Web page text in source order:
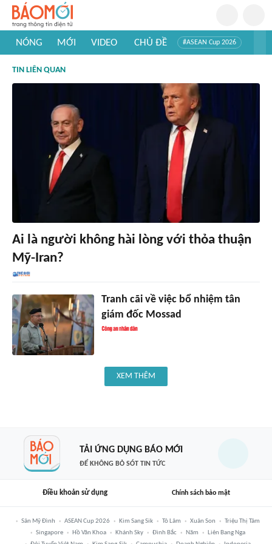
NÓNG MỚI VIDEO CHỦ ĐỀ #ASEAN Cup 2026
#Khám phá thế giới
TIN LIÊN QUAN
Ai là người không hài lòng với thỏa thuận
Mỹ-Iran?
Tranh cãi về việc bổ nhiệm tân
giám đốc Mossad
XEM THÊM
TẢI ỨNG DỤNG BÁO MỚI
ĐỂ KHÔNG BỎ SÓT TIN TỨC
Điều khoản sử dụng Chính sách bảo mật
Sân Mỹ Đình ASEAN Cup 2026 Kim Sang Sik Tô Lâm Xuân Son
Triệu Thị Tâm
Singapore
Hồ Văn Khoa Khánh Sky Đình Bắc Năm
Liên Bang Nga